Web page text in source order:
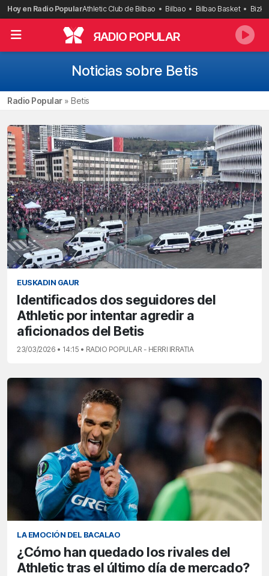
Saltar
al
contenido
Hoy en Radio PopularAthletic Club de Bilbao Bilbao Bilbao Basket
RADIO POPULAR
Noticias sobre Betis
Radio Popular» Betis
EUSKADIN GAUR
Identificados dos seguidores del
Athletic por intentar agredir a
aficionados del Betis
23/03/2026 • 14:15 • RADIO POPULAR - HERRI IRRATIA
LA EMOCIÓN DEL BACALAO
¿Cómo han quedado los rivales del
Athletic tras el último día de mercado?